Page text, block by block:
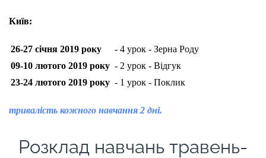
Київ:
26-27 січня 2019 року
- 4 урок - Зерна Роду
09-10 лютого 2019 року - 2 урок - Відгук
23-24 лютого 2019 року - 1 урок - Поклик
тривалість кожного навчання 2 дні.
Розклад навчань травень-